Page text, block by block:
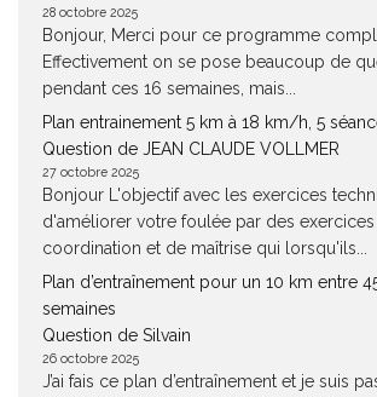
28 octobre 2025
Bonjour, Merci pour ce programme
Effectivement on se pose beaucoup de
pendant ces 16 semaines, mais...
Plan entrainement 5 km à 18 km/h, 5
Question de JEAN CLAUDE VOLLMER
27 octobre 2025
Bonjour L'objectif avec les exercices
d'améliorer votre foulée par des
coordination et de maîtrise qui lorsqu'ils...
Plan d’entraînement pour un 10 km entre
semaines
Question de Silvain
26 octobre 2025
J’ai fais ce plan d’entraînement et je suis